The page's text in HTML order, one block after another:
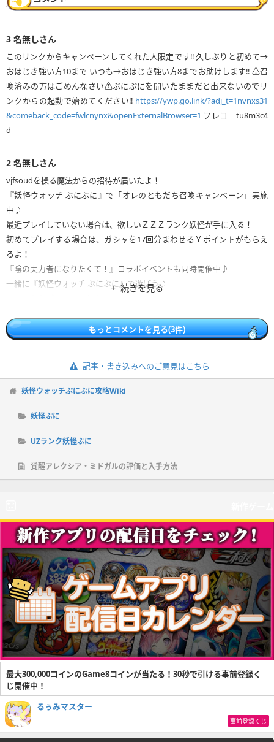
3 名無しさん
このリンクからキャンペーンしてくれた人限定です‼️ 久しぶりと初めて→
おはじき強い方10まで いつも→おはじき強い方8までお助けします‼️ ⚠️召
喚済みの方はごめんなさい⚠️ぷにぷにを開いたままだと出来ないのでリ
ンクからの起動で始めてください‼️ https://ywp.go.link/?adj_t=1nvnxs31
&comeback_code=fwlcnynx&openExternalBrowser=1 フレコ tu8m3c4
d
2 名無しさん
vjfsoudを操る魔法からの招待が届いたよ！
『妖怪ウォッチ ぷにぷに』で「オレのともだち召喚キャンペーン」実施
中♪
最近プレイしていない場合は、欲しいＺＺＺランク妖怪が手に入る！
初めてプレイする場合は、ガシャを17回分まわせるＹポイントがもらえ
るよ！
『陰の実力者になりたくて！』コラボイベントも同時開催中♪
一緒に『妖怪ウォッチ ぷにぷに』で遊ぼう♪
nExternalBrowser=1
※上記のURLからプレイすると、このメッセージを送った相手にプレゼン
トが届きます。2026年5月16日まで有効です。
続きを見る
もっとコメントを見る(3件)
記事・書き込みへのご意見はこちら
妖怪ウォッチぷにぷに攻略Wiki
妖怪ぷに
UZランク妖怪ぷに
覚醒アレクシア・ミドガルの評価と入手方法
最大300,000コインのGame8コインが当たる！30秒で引ける事前登録く
じ開催中！
るぅみマスター
事前登録くじ